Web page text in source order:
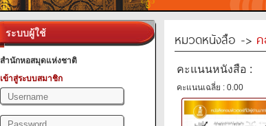
ระบบผู้ใช้
สำนักหอสมุดแห่งชาติ
เข้าสู่ระบบสมาชิก
หมวดหนังสือ ->
คะแนนหนังสือ :
คะแนนเฉลี่ย : 0.00